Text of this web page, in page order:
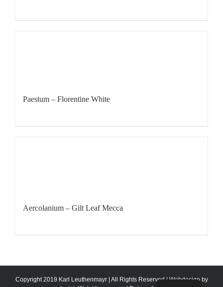
Paestum – Florentine White
Aercolanium – Gilt Leaf Mecca
Copyright 2019 Karl Leuthenmayr | All Rights Reserved | Webdesign by